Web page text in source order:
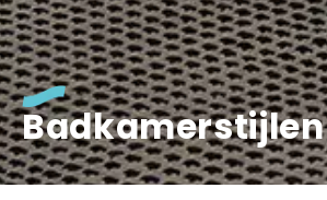
Badkamerstijlen